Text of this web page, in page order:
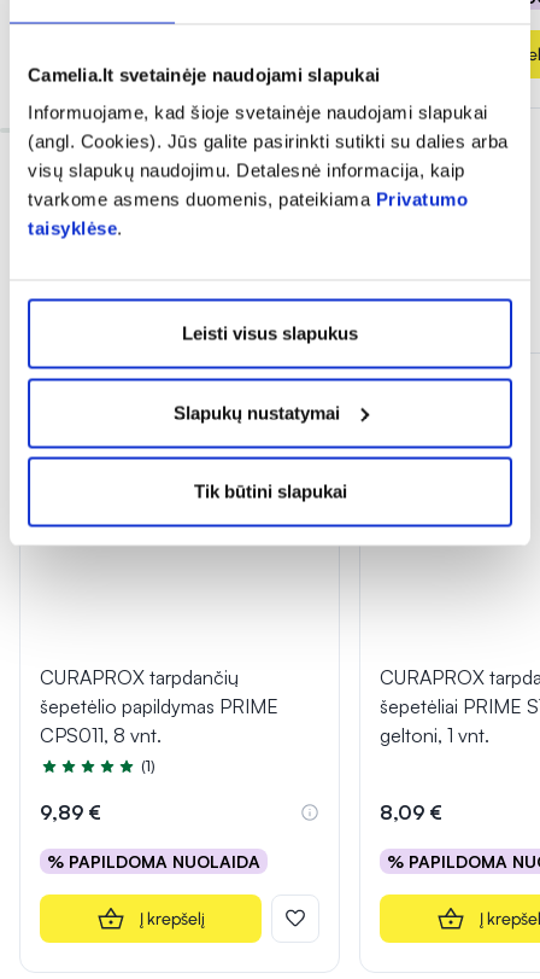
Camelia.lt svetainėje naudojami slapukai
Informuojame, kad šioje svetainėje naudojami slapukai
(angl. Cookies). Jūs galite pasirinkti sutikti su dalies arba
visų slapukų naudojimu. Detalesnė informacija, kaip
tvarkome asmens duomenis, pateikiama Privatumo
taisyklėse.
Leisti visus slapukus
Slapukų nustatymai
Tik būtini slapukai
Į
Dažnai perkama kartu
CURAPROX tarpdančių
šepetėlio papildymas PRIME
CPS011, 8 vnt.
Įvertinimas 5.0 iš 5
(1)
9,89 €
% PAPILDOMA NUOLAIDA
Į krepšelį
CURAPROX
šepetėliai PRIME
geltoni, 1 vnt.
8,09 €
% PAPILDOMA
Į